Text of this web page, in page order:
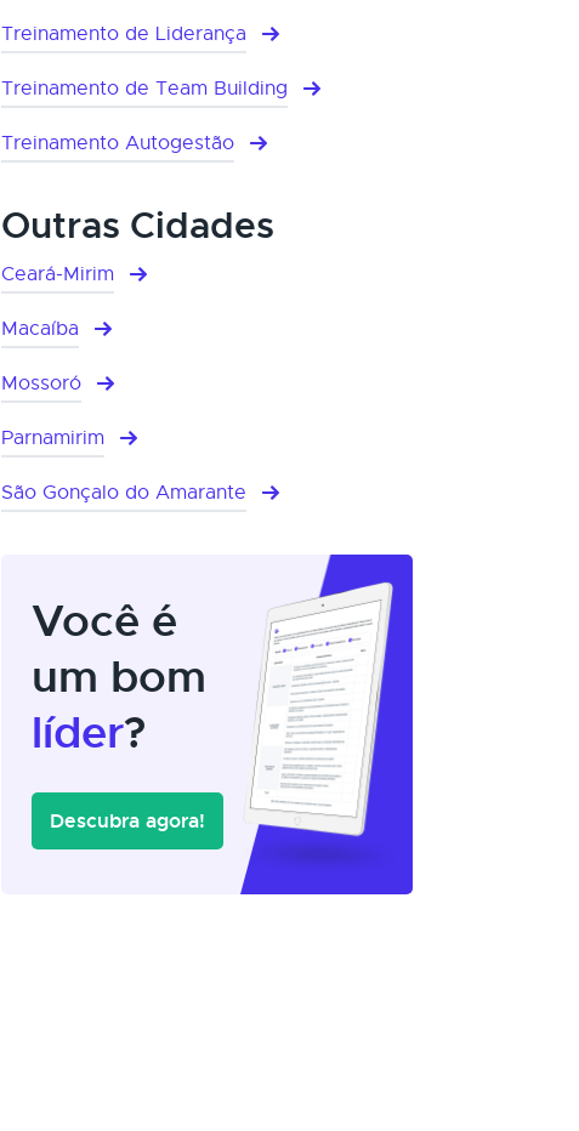
Treinamento de Liderança
Treinamento de Team Building
Treinamento Autogestão
Outras Cidades
Ceará-Mirim
Macaíba
Mossoró
Parnamirim
São Gonçalo do Amarante
Você é
um bom
líder?
Descubra agora!